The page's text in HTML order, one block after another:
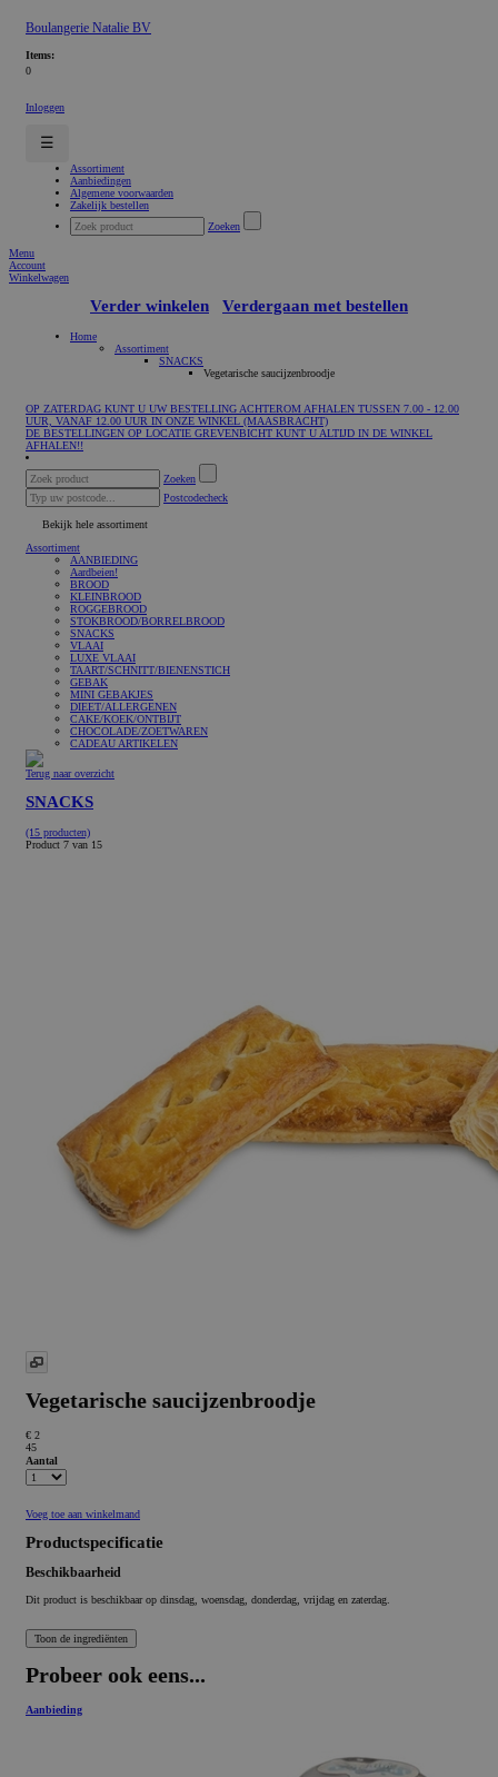
Boulangerie Natalie BV
Items:
0
Inloggen
☰
Assortiment
Aanbiedingen
Algemene voorwaarden
Zakelijk bestellen
Zoeken
Menu
Account
Winkelwagen
Verder winkelen Verdergaan met bestellen
Home
Assortiment
SNACKS
Vegetarische saucijzenbroodje
OP ZATERDAG KUNT U UW BESTELLING ACHTEROM AFHALEN TUSSEN 7.00 - 12.00
UUR, VANAF 12.00 UUR IN ONZE WINKEL (MAASBRACHT)
DE BESTELLINGEN OP LOCATIE GREVENBICHT KUNT U ALTIJD IN DE WINKEL
AFHALEN!!
Zoeken
Postcodecheck
Bekijk hele assortiment
Assortiment
AANBIEDING
Aardbeien!
BROOD
KLEINBROOD
ROGGEBROOD
STOKBROOD/BORRELBROOD
SNACKS
VLAAI
LUXE VLAAI
TAART/SCHNITT/BIENENSTICH
GEBAK
MINI GEBAKJES
DIEET/ALLERGENEN
CAKE/KOEK/ONTBIJT
CHOCOLADE/ZOETWAREN
CADEAU ARTIKELEN
Terug naar overzicht
SNACKS
(15 producten)
Product 7 van 15
Vegetarische saucijzenbroodje
€ 2
45
Aantal
Voeg toe aan winkelmand
Productspecificatie
Beschikbaarheid
Dit product is beschikbaar op dinsdag, woensdag, donderdag, vrijdag en zaterdag.
Probeer ook eens...
Aanbieding